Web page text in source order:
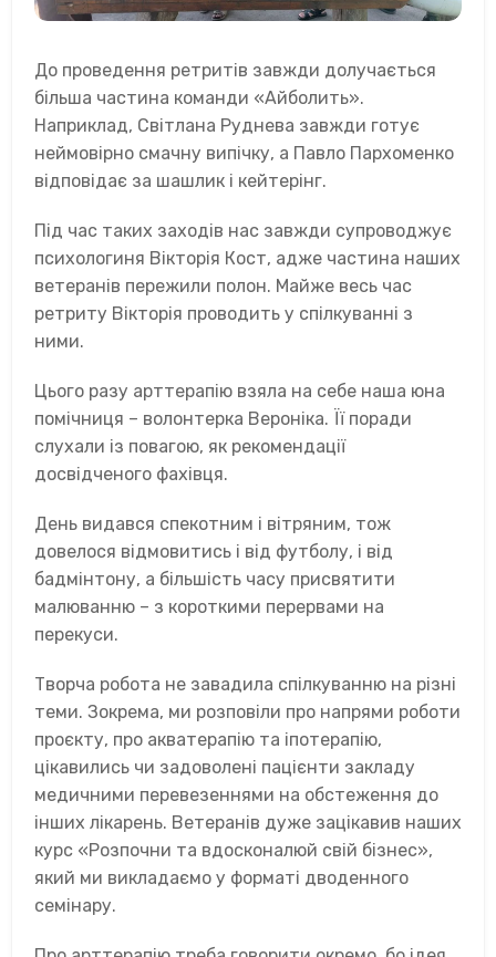
До проведення ретритів завжди долучається
більша частина команди «Айболить».
Наприклад, Світлана Руднева завжди готує
неймовірно смачну випічку, а Павло Пархоменко
відповідає за шашлик і кейтерінг.
Під час таких заходів нас завжди супроводжує
психологиня Вікторія Кост, адже частина наших
ветеранів пережили полон. Майже весь час
ретриту Вікторія проводить у спілкуванні з
ними.
Цього разу арттерапію взяла на себе наша юна
помічниця – волонтерка Вероніка. Її поради
слухали із повагою, як рекомендації
досвідченого фахівця.
День видався спекотним і вітряним, тож
довелося відмовитись і від футболу, і від
бадмінтону, а більшість часу присвятити
малюванню – з короткими перервами на
перекуси.
Творча робота не завадила спілкуванню на різні
теми. Зокрема, ми розповіли про напрями роботи
проєкту, про акватерапію та іпотерапію,
цікавились чи задоволені пацієнти закладу
медичними перевезеннями на обстеження до
інших лікарень. Ветеранів дуже зацікавив наших
курс «Розпочни та вдосконалюй свій бізнес»,
який ми викладаємо у форматі дводенного
семінару.